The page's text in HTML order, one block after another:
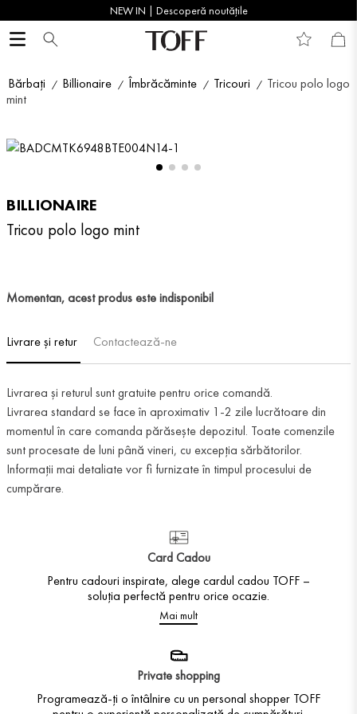
NEW IN | Descoperă noutățile
Bărbați Billionaire Îmbrăcăminte Tricouri
Tricou polo logo
mint
BILLIONAIRE
Tricou polo logo mint
Momentan, acest produs este indisponibil
Livrare și retur Contactează-ne
Livrarea și returul sunt gratuite pentru orice comandă.
Livrarea standard se face în aproximativ 1-2 zile lucrătoare din
momentul în care comanda părăsește depozitul. Toate comenzile
sunt procesate de luni până vineri, cu excepția sărbătorilor.
Informații mai detaliate vor fi furnizate în timpul procesului de
cumpărare.
Card Cadou
Pentru cadouri inspirate, alege cardul cadou TOFF –
soluția perfectă pentru orice ocazie.
Mai mult
Private shopping
Programează-ți o întâlnire cu un personal shopper TOFF